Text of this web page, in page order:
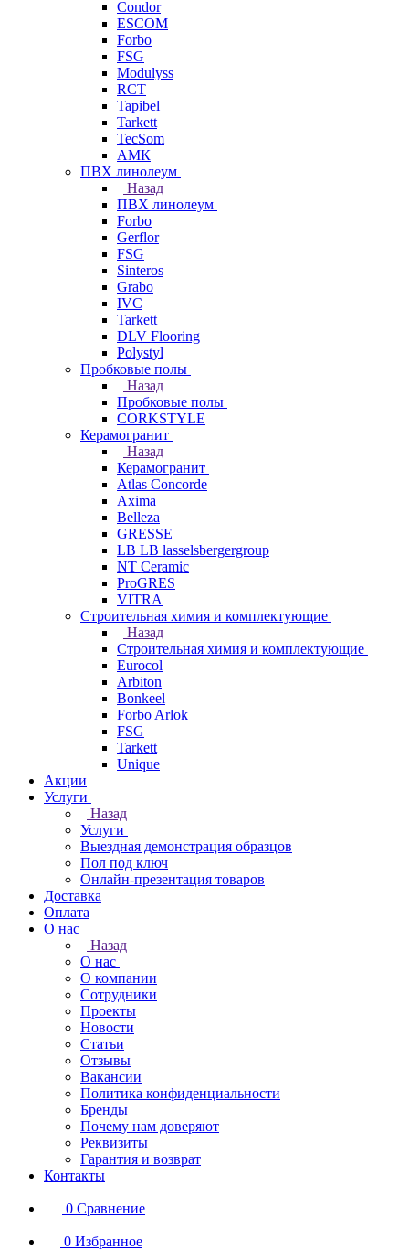
Condor
ESCOM
Forbo
FSG
Modulyss
RCT
Tapibel
Tarkett
TecSom
АМК
ПВХ линолеум
Назад
ПВХ линолеум
Forbo
Gerflor
FSG
Sinteros
Grabo
IVC
Tarkett
DLV Flooring
Polystyl
Пробковые полы
Назад
Пробковые полы
CORKSTYLE
Керамогранит
Назад
Керамогранит
Atlas Concorde
Axima
Belleza
GRESSE
LB LB lasselsbergergroup
NT Ceramic
ProGRES
VITRA
Строительная химия и комплектующие
Назад
Строительная химия и комплектующие
Eurocol
Arbiton
Bonkeel
Forbo Arlok
FSG
Tarkett
Unique
Акции
Услуги
Назад
Услуги
Выездная демонстрация образцов
Пол под ключ
Онлайн-презентация товаров
Доставка
Оплата
О нас
Назад
О нас
О компании
Сотрудники
Проекты
Новости
Статьи
Отзывы
Вакансии
Политика конфиденциальности
Бренды
Почему нам доверяют
Реквизиты
Гарантия и возврат
Контакты
0 Сравнение
0 Избранное